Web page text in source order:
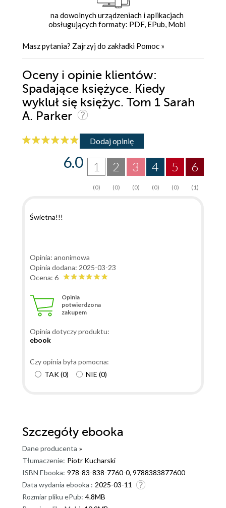
na dowolnych urządzeniach i aplikacjach
obsługujących formaty: PDF, EPub, Mobi
Masz pytania? Zajrzyj do zakładki Pomoc »
Oceny i opinie klientów:
Spadające księżyce. Kiedy
wykluł się księżyc. Tom 1 Sarah
A. Parker
Dodaj opinię
6
(1)
5
(0)
4
(0)
3
(0)
2
(0)
1
(0)
6.0
Świetna!!!
Opinia: anonimowa
Opinia dodana: 2025-03-23
Ocena: 6
Opinia
potwierdzona
zakupem
Opinia dotyczy produktu:
ebook
Czy opinia była pomocna:
TAK(0) NIE (0)
Szczegóły ebooka
Dane producenta »
Tłumaczenie: Piotr Kucharski
ISBN Ebooka: 978-83-838-7760-0, 9788383877600
Data wydania ebooka : 2025-03-11
Rozmiar pliku ePub: 4.8MB